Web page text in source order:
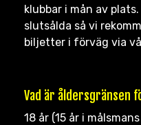
klubbar i mån av
slutsålda så vi
biljetter i förväg via
Vad är åldersgränsen
18 år (15 år i